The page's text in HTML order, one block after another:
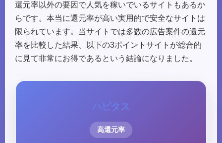
還元率以外の要因で人気を稼いでいるサイトもあるか
らです。本当に還元率が高い実用的で安全なサイトは
限られています。当サイトでは多数の広告案件の還元
率を比較した結果、以下の3ポイントサイトが総合的
に見て非常にお得であるという結論になりました。
ハピタス
高還元率